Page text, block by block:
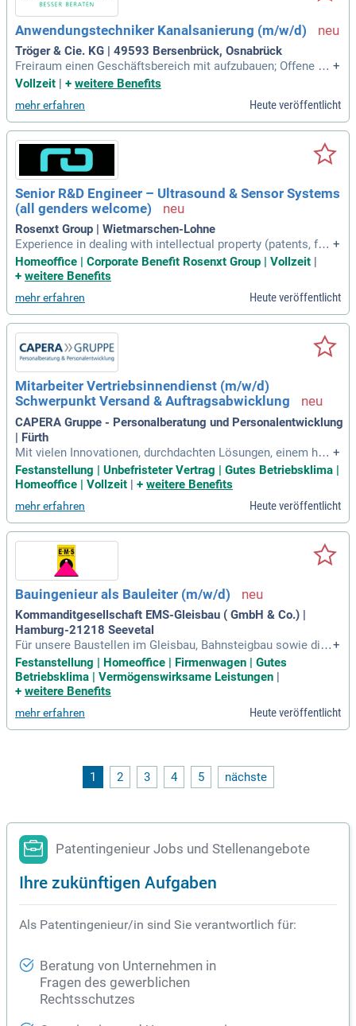
Anwendungstechniker Kanalsanierung (m/w/d)
Tröger & Cie. KG | 49593 Bersenbrück, Osnabrück
Freiraum einen Geschäftsbereich mit aufzubauen; Offene Ko
mmunikationskultur, flache Hierarchien und Möglichkeiten z
ösung zur Abwasserkanalsanierung mit klaren Alleinstellun
gsmerkmalen.
+
Vollzeit | + weitere Benefits
mehr erfahren Heute veröffentlicht
Senior R&D Engineer – Ultrasound & Sensor Systems
(all genders welcome)
Rosenxt Group | Wietmarschen-Lohne
Experience in dealing with intellectual property (patents, fre
edom-to-operate analyses, IP monitoring). In-depth market a
nd technology knowledge to support well-founded make-or-
+
Homeoffice | Corporate Benefit Rosenxt Group | Vollzeit
+ weitere Benefits
mehr erfahren Heute veröffentlicht
Mitarbeiter Vertriebsinnendienst (m/w/d)
Schwerpunkt Versand & Auftragsabwicklung
CAPERA Gruppe - Personalberatung und Personalentwicklung
| Fürth
Mit vielen Innovationen, durchdachten Lösungen, einem hoh
en Qualitätsanspruch und mehreren Patenten ist das Untern
ehmen klar auf Wachstumskurs und in einem spezialisierte
+
Festanstellung | Unbefristeter Vertrag | Gutes Betriebsklima |
Homeoffice | Vollzeit | + weitere Benefits
mehr erfahren Heute veröffentlicht
Bauingenieur als Bauleiter (m/w/d)
Kommanditgesellschaft EMS-Gleisbau ( GmbH & Co.) |
Hamburg-21218 Seevetal
Für unsere Baustellen im Gleisbau, Bahnsteigbau sowie die
Verlegung von Kabeln steht uns ein hochmoderner Maschin
enpark mit zum Teil selbst entwickelten und patentierten Ge
räten zur Verfügung.
+
Festanstellung | Homeoffice | Firmenwagen | Gutes
Betriebsklima | Vermögenswirksame Leistungen |
+ weitere Benefits
mehr erfahren Heute veröffentlicht
1 2 3 4 5 nächste
Patentingenieur Jobs und Stellenangebote
Ihre zukünftigen Aufgaben
Als Patentingenieur/in sind Sie verantwortlich für:
Beratung von Unternehmen in
Fragen des gewerblichen
Rechtsschutzes